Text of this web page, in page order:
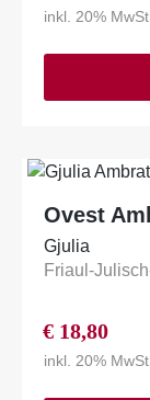
inkl. 20% MwSt.
Ovest
Gjulia
Friaul-
€ 18,80
inkl. 20% MwSt.